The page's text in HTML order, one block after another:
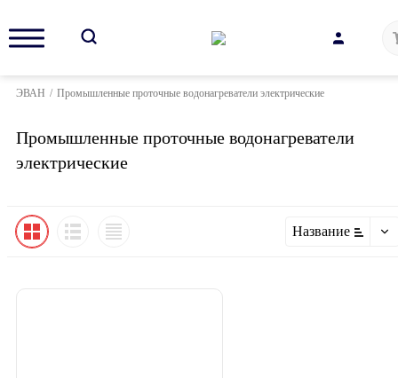
ЭВАН / Промышленные проточные водонагреватели электрические
Промышленные проточные водонагреватели
электрические
Название